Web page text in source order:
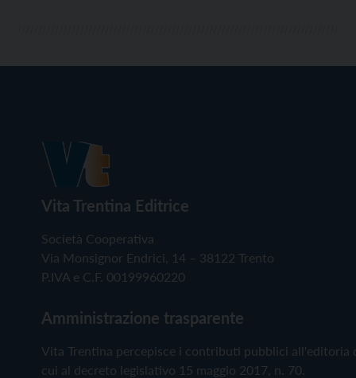
Vita Trentina Editrice
Società Cooperativa
Via Monsignor Endrici, 14 – 38122 Trento
P.IVA e C.F. 00199960220
Amministrazione trasparente
Vita Trentina percepisce i contributi pubblici all'editoria
cui al decreto legislativo 15 maggio 2017, n. 70.